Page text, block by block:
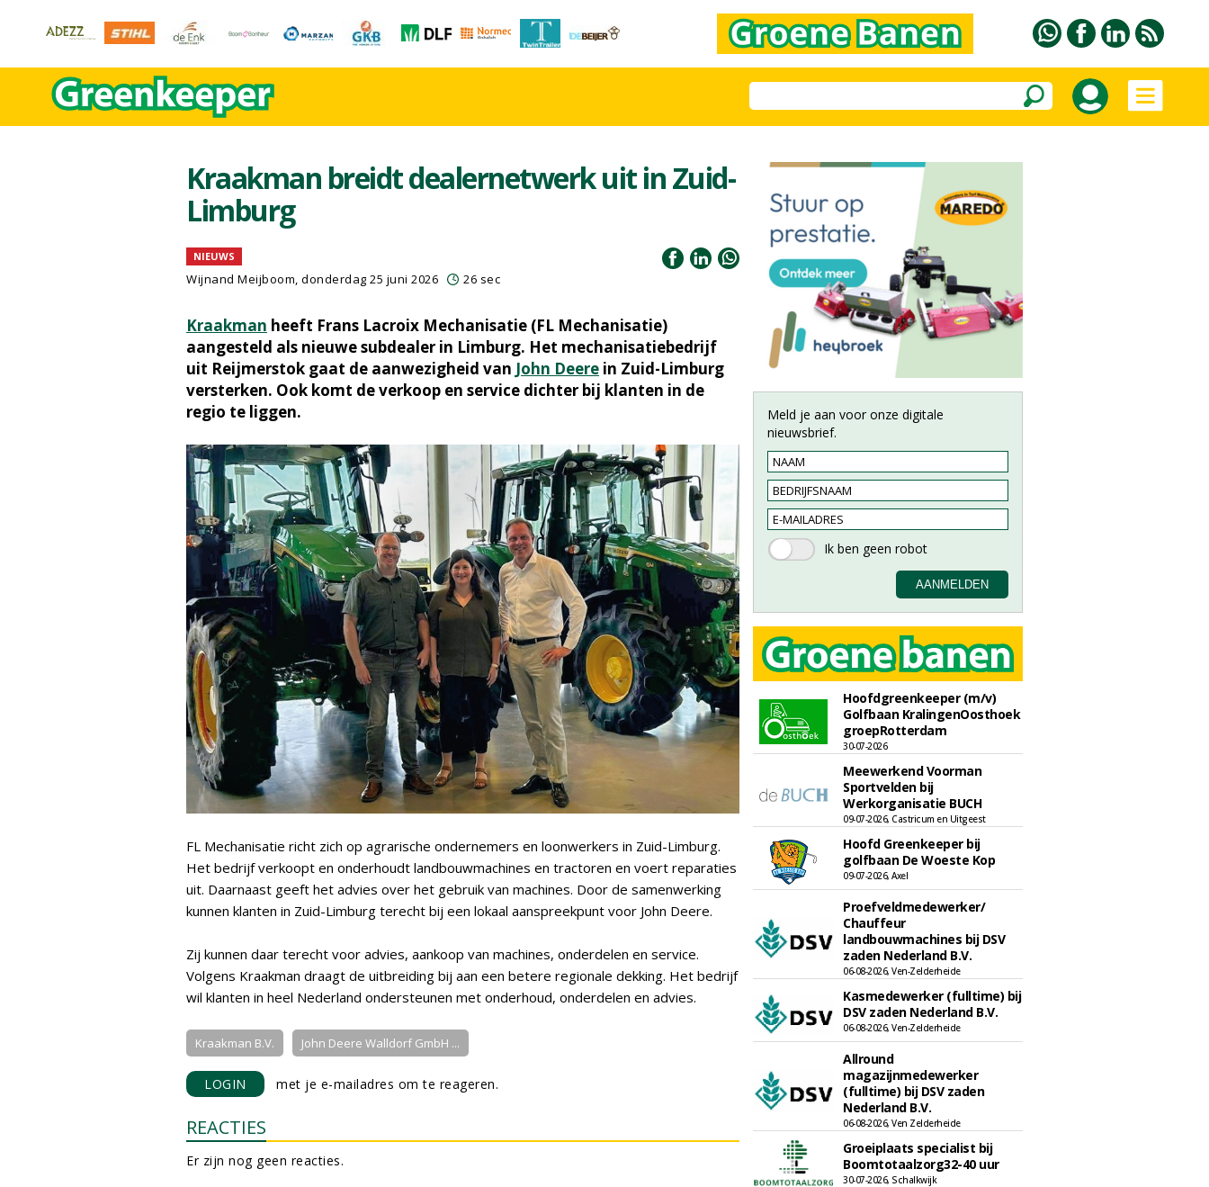
Kraakman breidt dealernetwerk uit in Zuid-
Limburg
NIEUWS
Wijnand Meijboom, donderdag 25 juni 2026 26 sec
Kraakman heeft Frans Lacroix Mechanisatie (FL Mechanisatie)
aangesteld als nieuwe subdealer in Limburg. Het mechanisatiebedrijf
uit Reijmerstok gaat de aanwezigheid van John Deere in Zuid-Limburg
versterken. Ook komt de verkoop en service dichter bij klanten in de
regio te liggen.
FL Mechanisatie richt zich op agrarische ondernemers en loonwerkers in Zuid-Limburg.
Het bedrijf verkoopt en onderhoudt landbouwmachines en tractoren en voert reparaties
uit. Daarnaast geeft het advies over het gebruik van machines. Door de samenwerking
kunnen klanten in Zuid-Limburg terecht bij een lokaal aanspreekpunt voor John Deere.
Zij kunnen daar terecht voor advies, aankoop van machines, onderdelen en service.
Volgens Kraakman draagt de uitbreiding bij aan een betere regionale dekking. Het bedrijf
wil klanten in heel Nederland ondersteunen met onderhoud, onderdelen en advies.
Kraakman B.V. John Deere Walldorf GmbH ...
LOGIN met je e-mailadres om te reageren.
REACTIES
Er zijn nog geen reacties.
Meld je aan voor onze digitale
nieuwsbrief.
Hoofdgreenkeeper (m/v)
Golfbaan KralingenOosthoek
groepRotterdam
30-07-2026
Meewerkend Voorman
Sportvelden bij
Werkorganisatie BUCH
09-07-2026, Castricum en Uitgeest
Hoofd Greenkeeper bij
golfbaan De Woeste Kop
09-07-2026, Axel
Proefveldmedewerker/
Chauffeur
landbouwmachines bij DSV
zaden Nederland B.V.
06-08-2026, Ven-Zelderheide
Kasmedewerker (fulltime) bij
DSV zaden Nederland B.V.
06-08-2026, Ven-Zelderheide
Allround
magazijnmedewerker
(fulltime) bij DSV zaden
Nederland B.V.
06-08-2026, Ven Zelderheide
Groeiplaats specialist bij
Boomtotaalzorg32-40 uur
30-07-2026, Schalkwijk